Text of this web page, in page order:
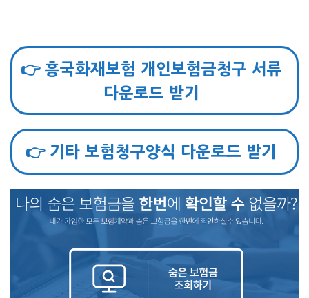
👉 흥국화재보험 개인보험금청구 서류
다운로드 받기
👉 기타 보험청구양식 다운로드 받기